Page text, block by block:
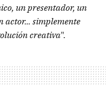
un presentador, un
actor... simplemente
creativa".